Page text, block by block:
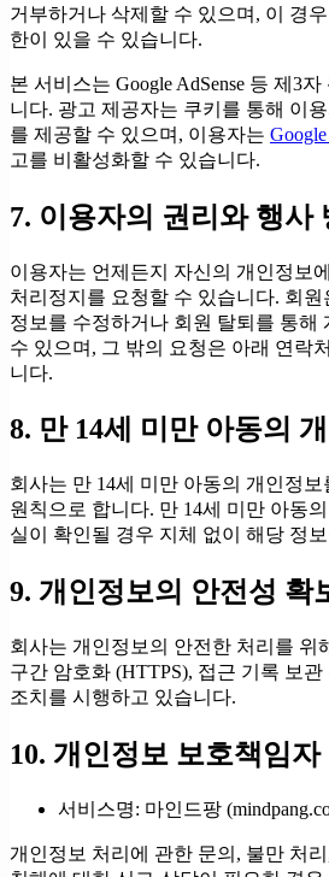
거부하거나 삭제할 수 있으며, 이 경
한이 있을 수 있습니다.
본 서비스는 Google AdSense 등 제3
니다. 광고 제공자는 쿠키를 통해 이
를 제공할 수 있으며, 이용자는
고를 비활성화할 수 있습니다.
7. 이용자의 권리와 행사
이용자는 언제든지 자신의 개인정보
처리정지를 요청할 수 있습니다. 회
정보를 수정하거나 회원 탈퇴를 통해
수 있으며, 그 밖의 요청은 아래 연락
니다.
8. 만 14세 미만 아동의
회사는 만 14세 미만 아동의 개인정
원칙으로 합니다. 만 14세 미만 아동
실이 확인될 경우 지체 없이 해당 정
9. 개인정보의 안전성 확
회사는 개인정보의 안전한 처리를 위
구간 암호화 (HTTPS), 접근 기록 보관
조치를 시행하고 있습니다.
10. 개인정보 보호책임자
서비스명: 마인드팡
개인정보 처리에 관한 문의, 불만 처